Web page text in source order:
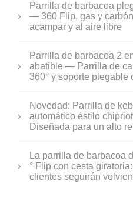
Parrilla de barbacoa
— 360 Flip, gas y
acampar y al aire libre
Parrilla de barbacoa 2
abatible — Parrilla de
360° y soporte plegable
Novedad: Parrilla de
automático estilo
Diseñada para un alto
La parrilla de barbacoa
° Flip con cesta
clientes seguirán